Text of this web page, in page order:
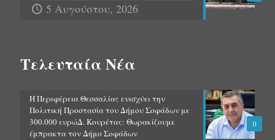
5 Αυγούστου, 2026
Τελευταία Νέα
0
Η Περιφέρεια Θεσσαλίας ενισχύει την
Πολιτική Προστασία του Δήμου Σοφάδων με
300.000 ευρώΔ. Κουρέτας: Θωρακίζουμε
έμπρακτα τον Δήμο Σοφάδων